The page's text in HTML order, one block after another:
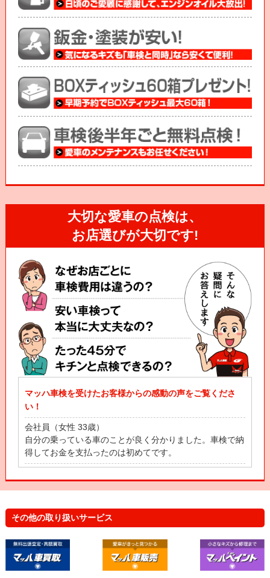
大切な愛車の点検は、
お店選びが大切です!
マッハ車検を受けたお客様からの感動の声をご覧くださ
い！
会社員（女性 33歳）
自分の乗っている車のことが良く分かりました。車検で納
得してお金を支払ったのは初めてです。
動したよ！
自分の車と一緒に健康診断を受けたみたいで楽しかったで
す！これで安心して車に乗れます！
その他の取り扱いサービス